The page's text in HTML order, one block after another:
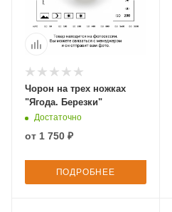
Чорон на трех ножках
"Ягода. Березки"
Достаточно
от 1 750 ₽
ПОДРОБНЕЕ